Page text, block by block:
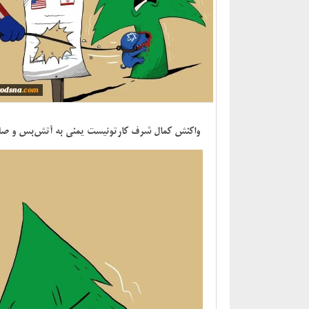
واکنش کمال شرف کارتونیست یمنی به آتش‌بس و